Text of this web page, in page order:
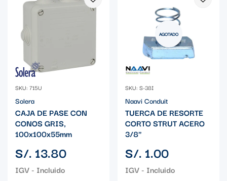
SKU: 715U
Solera
CAJA DE PASE CON
CONOS GRIS,
100x100x55mm
Precio
regular
S/. 13.80
AGOTADO
SKU: S-38I
Naavi Conduit
TUERCA DE RESORTE
CORTO STRUT ACERO
3/8"
Precio
regular
S/. 1.00